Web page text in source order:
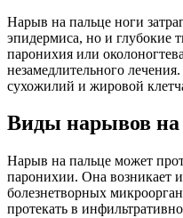
Нарыв на пальце ноги
эпидермиса, но и глубокие
паронихия или
незамедлительного
сухожилий и жировой
Виды нарывов на
Нарыв на пальце может
паронихии. Она возникает
болезнетворных
протекать в